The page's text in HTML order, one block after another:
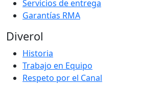
Servicios de entrega
Garantías RMA
Diverol
Historia
Trabajo en Equipo
Respeto por el Canal